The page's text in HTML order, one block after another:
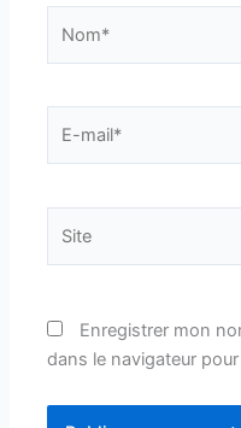
Enregistrer mon
dans le navigateur